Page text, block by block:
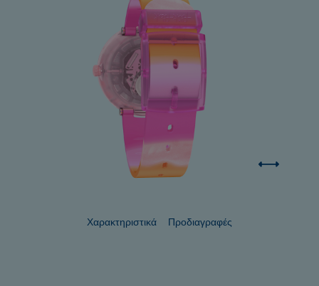
Χαρακτηριστικά Προδιαγραφές